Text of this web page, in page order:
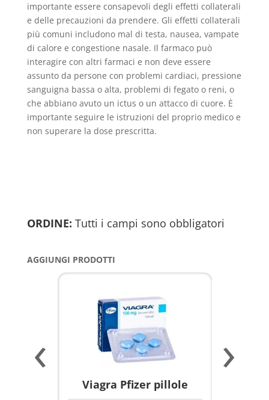
importante essere consapevoli degli effetti collaterali
e delle precauzioni da prendere. Gli effetti collaterali
più comuni includono mal di testa, nausea, vampate
di calore e congestione nasale. Il farmaco può
interagire con altri farmaci e non deve essere
assunto da persone con problemi cardiaci, pressione
sanguigna bassa o alta, problemi di fegato o reni, o
che abbiano avuto un ictus o un attacco di cuore. È
importante seguire le istruzioni del proprio medico e
non superare la dose prescritta.
ORDINE: Tutti i campi sono obbligatori
AGGIUNGI PRODOTTI
Viagra Pfizer pillole
‹ ›